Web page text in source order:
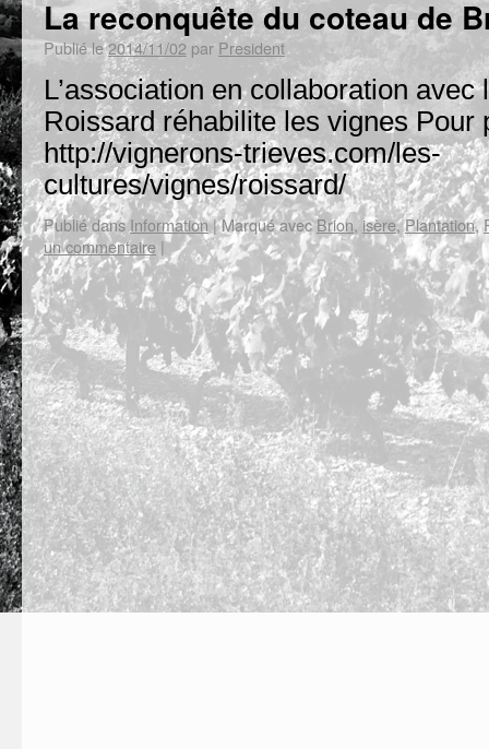
La reconquête du coteau de
Publié le2014/11/02 par President
L’association en collaboration avec
Roissard réhabilite les vignes Pour
http://vignerons-trieves.com/les-
cultures/vignes/roissard/
Publié dans Information|Marqué avecBrion,isère,Plantation,
un commentaire |